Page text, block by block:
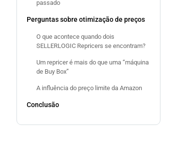
passado
Perguntas sobre otimização de preços
O que acontece quando dois
SELLERLOGIC Repricers se encontram?
Um repricer é mais do que uma “máquina
de Buy Box”
A influência do preço limite da Amazon
Conclusão